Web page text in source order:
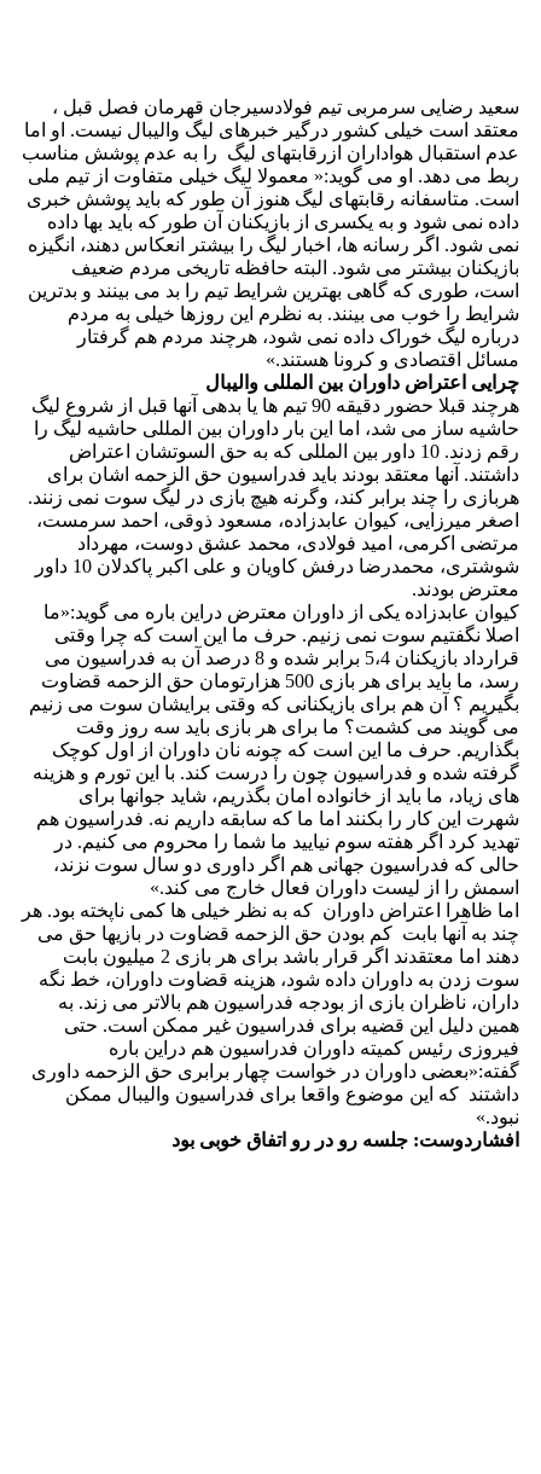
سعید رضایی سرمربی تیم فولادسیرجان قهرمان فصل قبل ،
معتقد است خیلی کشور درگیر خبرهای لیگ والیبال نیست. او اما
عدم استقبال هواداران ازرقابتهای لیگ را به عدم پوشش مناسب
ربط می دهد. او می گوید:« معمولا لیگ خیلی متفاوت از تیم ملی
است. متاسفانه رقابتهای لیگ هنوز آن طور که باید پوشش خبری
داده نمی شود و به یکسری از بازیکنان آن طور که باید بها داده
نمی شود. اگر رسانه ها، اخبار لیگ را بیشتر انعکاس دهند، انگیزه
بازیکنان بیشتر می شود. البته حافظه تاریخی مردم ضعیف
است، طوری که گاهی بهترین شرایط تیم را بد می بینند و بدترین
شرایط را خوب می بینند. به نظرم این روزها خیلی به مردم
درباره لیگ خوراک داده نمی شود، هرچند مردم هم گرفتار
مسائل اقتصادی و کرونا هستند.»
چرایی اعتراض داوران بین المللی والیبال
هرچند قبلا حضور دقیقه 90 تیم ها یا بدهی آنها قبل از شروع لیگ
حاشیه ساز می شد، اما این بار داوران بین المللی حاشیه لیگ را
رقم زدند. 10 داور بین المللی که به حق السوتشان اعتراض
داشتند. آنها معتقد بودند باید فدراسیون حق الزحمه اشان برای
هربازی را چند برابر کند، وگرنه هیچ بازی در لیگ سوت نمی زنند.
اصغر میرزایی، کیوان عابدزاده، مسعود ذوقی، احمد سرمست،
مرتضی اکرمی، امید فولادی، محمد عشق دوست، مهرداد
شوشتری، محمدرضا درفش کاویان و علی اکبر پاکدلان 10 داور
معترض بودند.
کیوان عابدزاده یکی از داوران معترض دراین باره می گوید:«ما
اصلا نگفتیم سوت نمی زنیم. حرف ما این است که چرا وقتی
قرارداد بازیکنان 5،4 برابر شده و 8 درصد آن به فدراسیون می
رسد، ما باید برای هر بازی 500 هزارتومان حق الزحمه قضاوت
بگیریم ؟ آن هم برای بازیکنانی که وقتی برایشان سوت می زنیم
می گویند می کشمت؟ ما برای هر بازی باید سه روز وقت
بگذاریم. حرف ما این است که چونه نان داوران از اول کوچک
گرفته شده و فدراسیون چون را درست کند. با این تورم و هزینه
های زیاد، ما باید از خانواده امان بگذریم، شاید جوانها برای
شهرت این کار را بکنند اما ما که سابقه داریم نه. فدراسیون هم
تهدید کرد اگر هفته سوم نیایید ما شما را محروم می کنیم. در
حالی که فدراسیون جهانی هم اگر داوری دو سال سوت نزند،
اسمش را از لیست داوران فعال خارج می کند.»
اما ظاهرا اعتراض داوران که به نظر خیلی ها کمی ناپخته بود. هر
چند به آنها بابت کم بودن حق الزحمه قضاوت در بازیها حق می
دهند اما معتقدند اگر قرار باشد برای هر بازی 2 میلیون بابت
سوت زدن به داوران داده شود، هزینه قضاوت داوران، خط نگه
داران، ناظران بازی از بودجه فدراسیون هم بالاتر می زند. به
همین دلیل این قضیه برای فدراسیون غیر ممکن است. حتی
فیروزی رئیس کمیته داوران فدراسیون هم دراین باره
گفته:«بعضی داوران در خواست چهار برابری حق الزحمه داوری
داشتند که این موضوع واقعا برای فدراسیون والیبال ممکن
نبود.»
افشاردوست: جلسه رو در رو اتفاق خوبی بود